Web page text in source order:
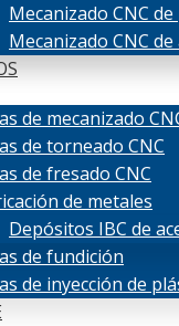
Mecanizado CNC
Mecanizado CNC
de mecanizado
de torneado CNC
de fresado CNC
de metales
Depósitos IBC de
de fundición
de inyección de